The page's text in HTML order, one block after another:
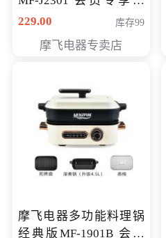
168元
229.00 库存99
摩飞电器专卖店
摩飞电器多功能料理锅
经典版MF-1901B 会员